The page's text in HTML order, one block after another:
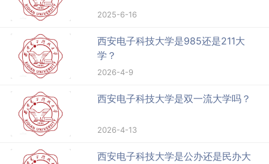
2025-6-16
西安电子科技大学是985还是211大
学？
2026-4-9
西安电子科技大学是双一流大学吗？
2026-4-13
西安电子科技大学是公办还是民办大